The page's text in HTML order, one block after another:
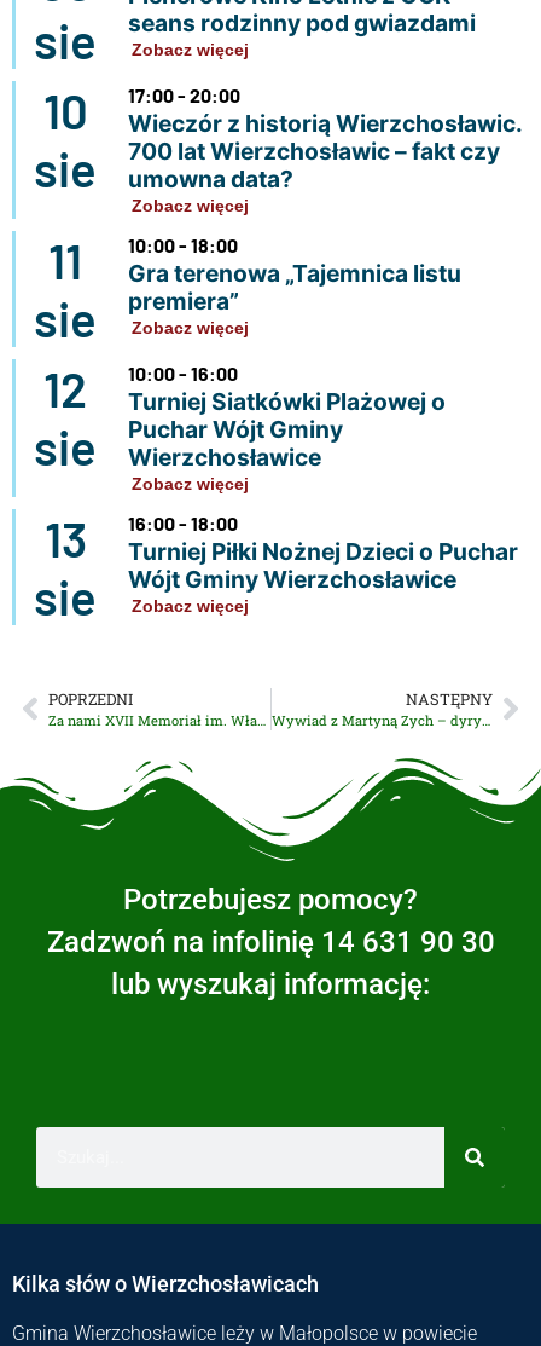
sie
seans rodzinny pod gwiazdami
Zobacz więcej
10
sie
17:00 - 20:00
Wieczór z historią Wierzchosławic.
700 lat Wierzchosławic – fakt czy
umowna data?
Zobacz więcej
11
sie
10:00 - 18:00
Gra terenowa „Tajemnica listu
premiera”
Zobacz więcej
12
sie
10:00 - 16:00
Turniej Siatkówki Plażowej o
Puchar Wójt Gminy
Wierzchosławice
Zobacz więcej
13
sie
16:00 - 18:00
Turniej Piłki Nożnej Dzieci o Puchar
Wójt Gminy Wierzchosławice
Zobacz więcej
POPRZEDNI NASTĘPNY
Wywiad z Martyną Zych – dyrygentką, laureatką Nagrody Miasta Tarnowa
Potrzebujesz pomocy?
Zadzwoń na infolinię 14 631 90 30
lub wyszukaj informację:
Kilka słów o Wierzchosławicach
Gmina Wierzchosławice leży w Małopolsce w powiecie